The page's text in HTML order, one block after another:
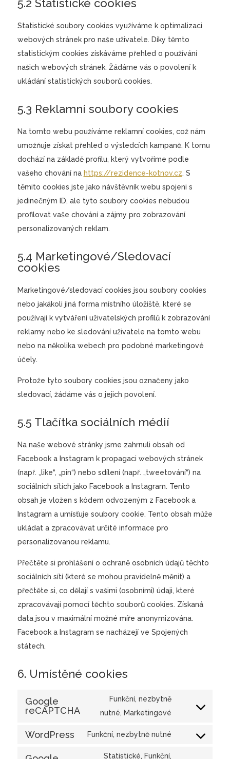
5.2 Statistické cookies
Statistické soubory cookies využíváme k optimalizaci
webových stránek pro naše uživatele. Díky těmto
statistickým cookies získáváme přehled o používání
našich webových stránek. Žádáme vás o povolení k
ukládání statistických souborů cookies.
5.3 Reklamní soubory cookies
Na tomto webu používáme reklamní cookies, což nám
umožňuje získat přehled o výsledcích kampaně. K tomu
dochází na základě profilu, který vytvoříme podle
vašeho chování na https://rezidence-kotnov.cz. S
těmito cookies jste jako návštěvník webu spojeni s
jedinečným ID, ale tyto soubory cookies nebudou
profilovat vaše chování a zájmy pro zobrazování
personalizovaných reklam.
5.4 Marketingové/Sledovací
cookies
Marketingové/sledovací cookies jsou soubory cookies
nebo jakákoli jiná forma místního úložiště, které se
používají k vytváření uživatelských profilů k zobrazování
reklamy nebo ke sledování uživatele na tomto webu
nebo na několika webech pro podobné marketingové
účely.
Protože tyto soubory cookies jsou označeny jako
sledovací, žádáme vás o jejich povolení.
5.5 Tlačítka sociálních médií
Na naše webové stránky jsme zahrnuli obsah od
Facebook a Instagram k propagaci webových stránek
(např. „like“, „pin“) nebo sdílení (např. „tweetování“) na
sociálních sítích jako Facebook a Instagram. Tento
obsah je vložen s kódem odvozeným z Facebook a
Instagram a umísťuje soubory cookie. Tento obsah může
ukládat a zpracovávat určité informace pro
personalizovanou reklamu.
Přečtěte si prohlášení o ochraně osobních údajů těchto
sociálních sítí (které se mohou pravidelně měnit) a
přečtěte si, co dělají s vašimi (osobními) údaji, které
zpracovávají pomocí těchto souborů cookies. Získaná
data jsou v maximální možné míře anonymizována.
Facebook a Instagram se nacházejí ve Spojených
státech.
6. Umístěné cookies
Google
reCAPTCHA
Funkční, nezbytně
nutné, Marketingové
Consent
service
WordPress Funkční, nezbytně nutné
Consent
Statistické, Funkční,